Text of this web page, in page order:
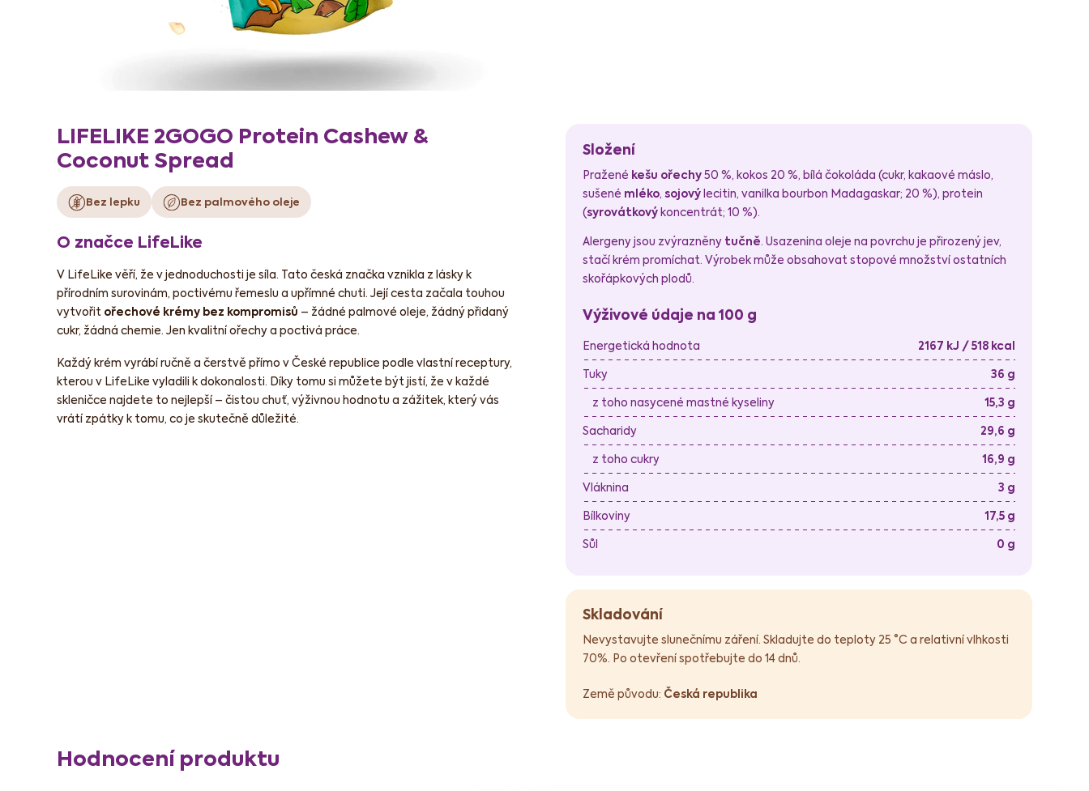
LIFELIKE 2GOGO Protein Cashew &
Coconut Spread
Bez lepku Bez palmového oleje
O značce LifeLike
V LifeLike věří, že v jednoduchosti je síla. Tato česká značka vznikla z lásky k
přírodním surovinám, poctivému řemeslu a upřímné chuti. Její cesta začala touhou
vytvořit ořechové krémy bez kompromisů – žádné palmové oleje, žádný přidaný
cukr, žádná chemie. Jen kvalitní ořechy a poctivá práce.
Každý krém vyrábí ručně a čerstvě přímo v České republice podle vlastní receptury,
kterou v LifeLike vyladili k dokonalosti. Díky tomu si můžete být jistí, že v každé
skleničce najdete to nejlepší – čistou chuť, výživnou hodnotu a zážitek, který vás
vrátí zpátky k tomu, co je skutečně důležité.
Složení
Pražené kešu ořechy50 %, kokos 20 %, bílá čokoláda (cukr, kakaové máslo,
sušené mléko, sojovýlecitin, vanilka bourbon Madagaskar; 20 %), protein
(syrovátkovýkoncentrát; 10 %).
Alergeny jsou zvýrazněny tučně. Usazenina oleje na povrchu je přirozený jev,
stačí krém promíchat. Výrobek může obsahovat stopové množství ostatních
skořápkových plodů.
Výživové údaje na 100 g
Energetická hodnota
2167 kJ / 518 kcal
Tuky
36 g
z toho nasycené mastné kyseliny
15,3 g
Sacharidy
29,6 g
z toho cukry
16,9 g
Vláknina
3 g
Bílkoviny
17,5 g
Sůl
0 g
Skladování
Nevystavujte slunečnímu záření. Skladujte do teploty 25 °C a relativní vlhkosti
70%. Po otevření spotřebujte do 14 dnů.
Země původu: Česká republika
Hodnocení produktu